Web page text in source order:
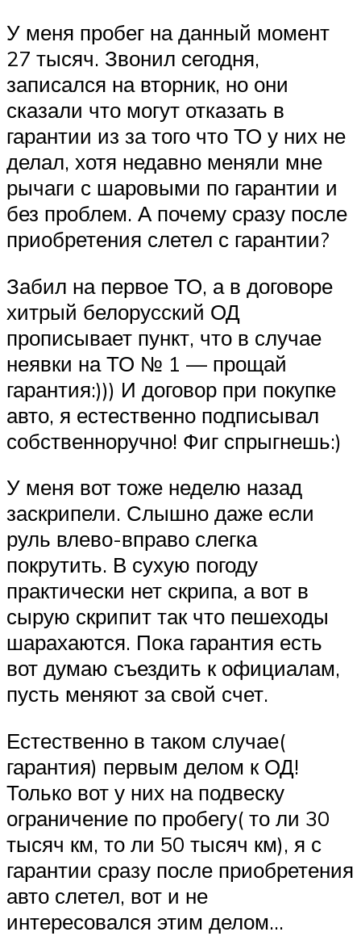
У меня пробег на данный момент
27 тысяч. Звонил сегодня,
записался на вторник, но они
сказали что могут отказать в
гарантии из за того что ТО у них не
делал, хотя недавно меняли мне
рычаги с шаровыми по гарантии и
без проблем. А почему сразу после
приобретения слетел с гарантии?
Забил на первое ТО, а в договоре
хитрый белорусский ОД
прописывает пункт, что в случае
неявки на ТО № 1 — прощай
гарантия:))) И договор при покупке
авто, я естественно подписывал
собственноручно! Фиг спрыгнешь:)
У меня вот тоже неделю назад
заскрипели. Слышно даже если
руль влево-вправо слегка
покрутить. В сухую погоду
практически нет скрипа, а вот в
сырую скрипит так что пешеходы
шарахаются. Пока гарантия есть
вот думаю съездить к официалам,
пусть меняют за свой счет.
Естественно в таком случае(
гарантия) первым делом к ОД!
Только вот у них на подвеску
ограничение по пробегу( то ли 30
тысяч км, то ли 50 тысяч км), я с
гарантии сразу после приобретения
авто слетел, вот и не
интересовался этим делом…